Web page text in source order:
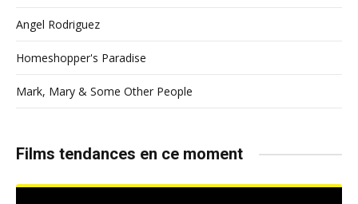
Angel Rodriguez
Homeshopper's Paradise
Mark, Mary & Some Other People
Films tendances en ce moment